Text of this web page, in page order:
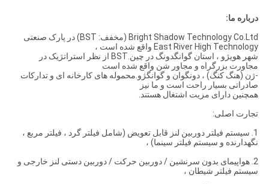
درباره ما:
Bright Shadow Technology Co.Ltd (مخفف: BST) در پارک صنعتی
East River High Technology واقع شده است ،
شهر هویژو ، استان گوانگدونگ در چین.BST از نظر استراتژیک در
مجاورت بزرگراه و مجاور شن واقع شده است
-ژن (هنگ کنگ) ، دونگوان و گوانگژو.محموله های کارخانه ای و تدارکات
صادراتی بسیار راحت است و ما نیز
همچنین دارای مزیت اشتغال هستند.
تجارت اصلی:
1. سیستم فیلتر دوربین لنز قابل تعویض (شامل فیلتر گرد ، فیلتر مربع ،
نگهدارنده و سیستم فیلتر سینما) ،
2. هواپیمای بدون سرنشین / دوربین حرکت / دوربین دستی لنز خارجی و
سیستم فیلتر شیطان ،